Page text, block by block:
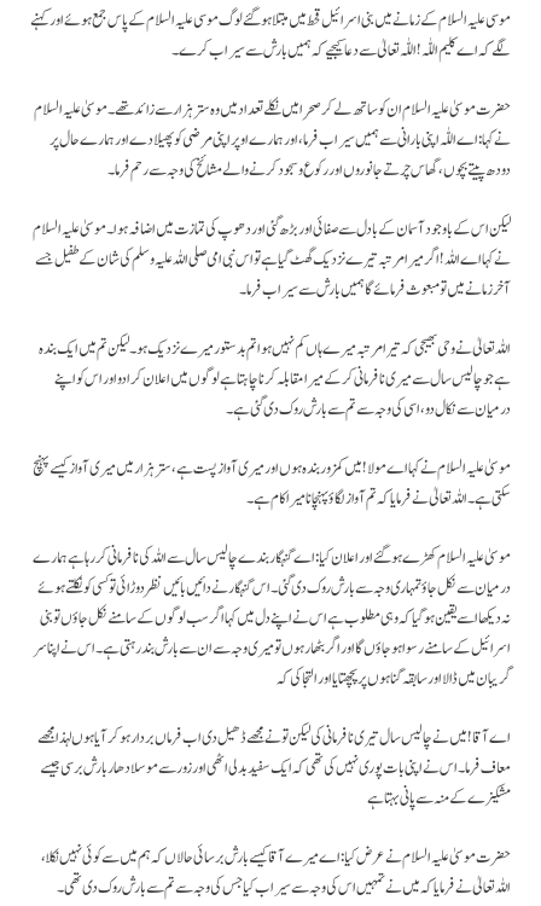
موسی علیہ السلام کے زمانے میں بنی اسرائیل قحط میں مبتلا ہو گئے لوگ موسی علیہ السلام کے پاس جمع ہوئے اور کہنے
لگے کہ اے کلیم اللّٰہ ! اللّٰہ تعالیٰ سے دعا کیجیے کہ ہمیں بارش سے سیراب کرے۔
حضرت موسیٰ علیہ السلام ان کو ساتھ لے کر صحرا میں نکلے تعداد میں وہ ستر ہزار سے زائد تھے۔ موسیٰ علیہ السلام
نے کہا: اے اللّٰہ اپنی بارانی سے ہمیں سیراب فرما، اور ہمارے اوپر اپنی مرضی کو پھیلا دے اور ہمارے حال پر
دودھ پیتے بچوں، گھاس چرتے جانوروں اور رکوع و سجود کرنے والے مشائخ کی وجہ سے رحم فرما۔
لیکن اس کے باوجود آسمان کے بادل سے صفائی اور بڑھ گئی اور دھوپ کی تمازت میں اضافہ ہوا۔ موسیٰ علیہ السلام
نے کہا اے اللہ ! اگر میرا مرتبہ تیرے نزدیک گھٹ گیا ہے تو اس نبی امی صلی اللہ علیہ وسلم کی شان کے طفیل جسے
آخر زمانے میں تو مبعوث فرمائے گا ہمیں بارش سے سیراب فرما۔
اللہ تعالیٰ نے وحی بھیجی کہ تیرا مرتبہ میرے ہاں کم نہیں ہوا تم بدستور میرے نزدیک ہو۔ لیکن تم میں ایک بندہ
ہے جو چالیس سال سے میری نافرمانی کر کے میرا مقابلہ کرنا چاہتا ہے لوگوں میں اعلان کرا دو اور اس کو اپنے
درمیان سے نکال دو، اسی کی وجہ سے تم سے بارش روک دی گئی ہے۔
موسیٰ علیہ السلام نے کہا اے مولا! میں کمزور بندہ ہوں اور میری آواز پست ہے، ستر ہزار میں میری آواز کیسے پہنچ
سکتی ہے۔ اللہ تعالیٰ نے فرمایا کہ تم آواز لگاؤ پہنچانا میرا کام ہے۔
موسیٰ علیہ السلام کھڑے ہو گئے اور اعلان کیا: اے گنہگار بندے چالیس سال سے اللہ کی نافرمانی کر رہا ہے ہمارے
درمیان سے نکل جاؤ تمہاری وجہ سے بارش روک دی گئی ۔ اس گنہگار نے دائیں بائیں نظر دوڑائی تو کسی کو نکلتے ہوئے
نہ دیکھا اسے یقین ہو گیا کہ وہی مطلوب ہے اس نے اپنے دل میں کہا اگر سب لوگوں کے سامنے نکل جاؤں تو بنی
اسرائیل کے سامنے رسوا ہو جاؤں گا اور اگر بٹھا رہوں تو میری وجہ سے ان سے بارش بند رہتی ہے۔ اس نے اپنا سر
گریبان میں ڈالا اور سابقہ گناہوں پر پچھتایا اور التجا کی کہ
اے آقا! میں نے چالیس سال تیری نافرمانی کی لیکن تو نے مجھے ڈھیل دی اب فرماں بردار ہو کر آیا ہوں لہذا مجھے
معاف فرما۔ اس نے اپنی بات پوری نہیں کی تھی کہ ایک سفید بدلی اٹھی اور زور سے موسلا دھار بارش برسی جیسے
مشکیزے کے منہ سے پانی بہتا ہے
حضرت موسیٰ علیہ السلام نے عرض کیا: اے میرے آقا کیسے بارش برسائی حالاں کہ ہم میں سے کوئی نہیں نکلا،
اللہ تعالیٰ نے فرمایا کہ میں نے تمہیں اس کی وجہ سے سیراب کیا جس کی وجہ سے تم سے بارش روک دی تھی۔